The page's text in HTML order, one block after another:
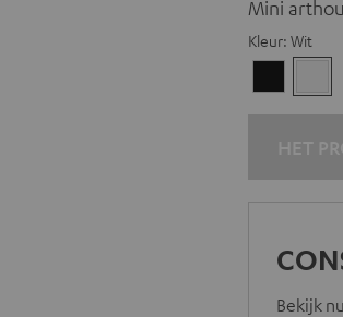
Mini
Kleur: Wit
Bekijk